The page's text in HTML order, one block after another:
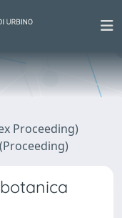
Proceeding)